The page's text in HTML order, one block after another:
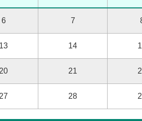
6 7
13 14
20 21
27 28